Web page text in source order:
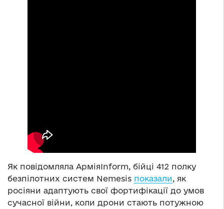
Як повідомляла АрміяInform, бійці 412 полку
безпілотних систем Nemesis показали, як
росіяни адаптують свої фортифікації до умов
сучасної війни, коли дрони стають потужною